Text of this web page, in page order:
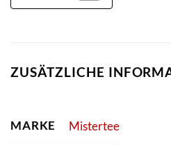
ZUSÄTZLICHE
MARKE Mistertee